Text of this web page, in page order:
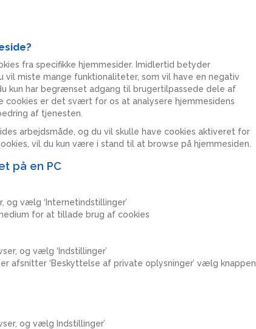
fra specifikke hjemmesider. Imidlertid betyder
miste mange funktionaliteter, som vil have en negativ
kun har begrænset adgang til brugertilpassede dele af
cookies er det svært for os at analysere hjemmesidens
af tjenesten.
arbejdsmåde, og du vil skulle have cookies aktiveret for
vil du kun være i stand til at browse på hjemmesiden.
på en PC
og vælg ‘Internetindstillinger’
for at tillade brug af cookies
og vælg ‘Indstillinger’
afsnitter ‘Beskyttelse af private oplysninger’ vælg knappen
og vælg Indstillinger’